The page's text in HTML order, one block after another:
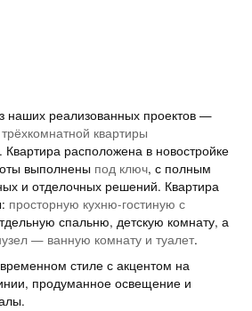
наших реализованных проектов —
квартиры
. Квартира расположена в новостройке
выполнены под ключ, с полным
и отделочных решений. Квартира
просторную кухню-гостиную с
спальню, детскую комнату, а
— ванную комнату и туалет.
стиле с акцентом на
продуманное освещение и